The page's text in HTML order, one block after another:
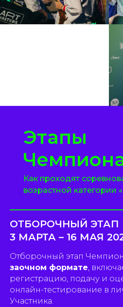
Как проходят
возрастной категории
Этапы
ОТБОРОЧНЫЙ ЭТАП
3 МАРТА – 16 МАЯ
Отборочный этап
заочном формате,
регистрацию, подачу и
онлайн-тестирование в
Участника.